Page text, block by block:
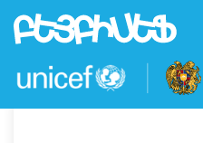
Skip
UNICEF Armenia/2020/Gevorgyan